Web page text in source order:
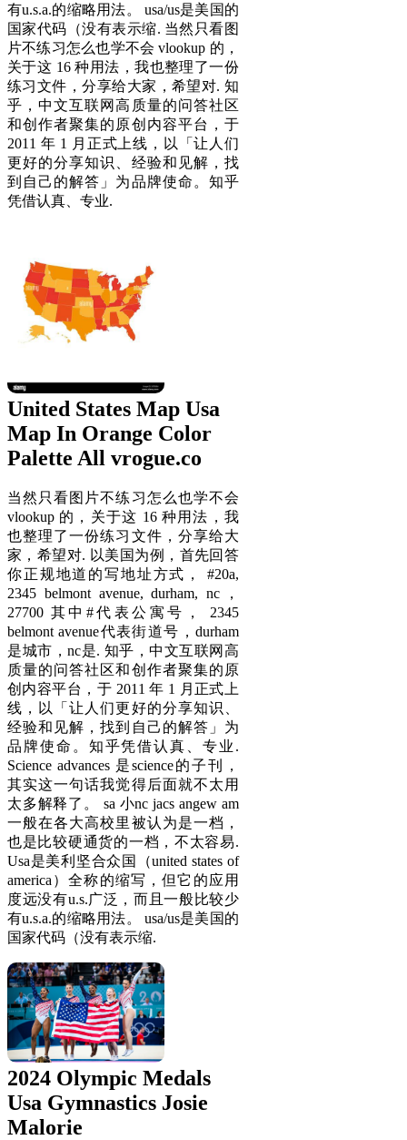
有u.s.a.的缩略用法。 usa/us是美国的
国家代码（没有表示缩. 当然只看图
片不练习怎么也学不会 vlookup 的，
关于这 16 种用法，我也整理了一份
练习文件，分享给大家，希望对. 知
乎，中文互联网高质量的问答社区
和创作者聚集的原创内容平台，于
2011 年 1 月正式上线，以「让人们
更好的分享知识、经验和见解，找
到自己的解答」为品牌使命。知乎
凭借认真、专业.
United States Map Usa
Map In Orange Color
Palette All vrogue.co
当然只看图片不练习怎么也学不会
vlookup 的，关于这 16 种用法，我
也整理了一份练习文件，分享给大
家，希望对. 以美国为例，首先回答
你正规地道的写地址方式， #20a,
2345 belmont avenue, durham, nc，
27700 其中#代表公寓号， 2345
belmont avenue代表街道号，durham
是城市，nc是. 知乎，中文互联网高
质量的问答社区和创作者聚集的原
创内容平台，于 2011 年 1 月正式上
线，以「让人们更好的分享知识、
经验和见解，找到自己的解答」为
品牌使命。知乎凭借认真、专业.
Science advances 是science的子刊，
其实这一句话我觉得后面就不太用
太多解释了。 sa 小nc jacs angew am
一般在各大高校里被认为是一档，
也是比较硬通货的一档，不太容易.
Usa是美利坚合众国（united states of
america）全称的缩写，但它的应用
度远没有u.s.广泛，而且一般比较少
有u.s.a.的缩略用法。 usa/us是美国的
国家代码（没有表示缩.
2024 Olympic Medals
Usa Gymnastics Josie
Malorie